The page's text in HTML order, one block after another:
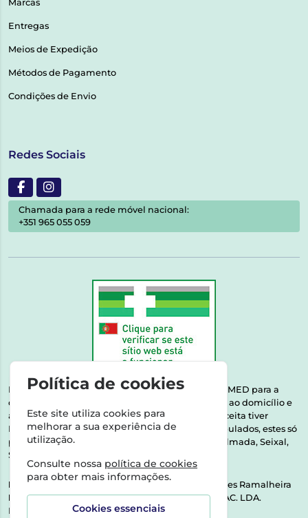
Marcas
Entregas
Meios de Expedição
Métodos de Pagamento
Condições de Envio
Redes Sociais
Chamada para a rede móvel nacional:
+351 965 055 059
Esta farmácia encontra-se autorizada pelo INFARMED para a
dispensa de medicamentos e produtos de saúde ao domicílio e
através da internet. Medicamentos | Se na sua receita tiver
MSRM, MNSRM, MSRMV ou Medicamentos Manipulados, estes só
podem ser entregues nos seguintes concelhos: Almada, Seixal,
Sesimbra, Oeiras e Lisboa.
Direção Técnica:
Dra. Raquel Alexandra Fernandes Ramalheira
NIPC:513064133 | ASPAS E NÚMEROS SOC. FARMAC. LDA.
Rua dos Castanheiros 5 AB Feijó2810-036 Almada
Política de cookies
Este site utiliza cookies para
melhorar a sua experiência de
utilização.
Consulte nossa política de cookies
para obter mais informações.
Cookies essenciais